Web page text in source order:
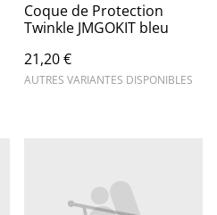
Coque de Protection
Twinkle JMGOKIT bleu
21,20 €
AUTRES VARIANTES DISPONIBLES